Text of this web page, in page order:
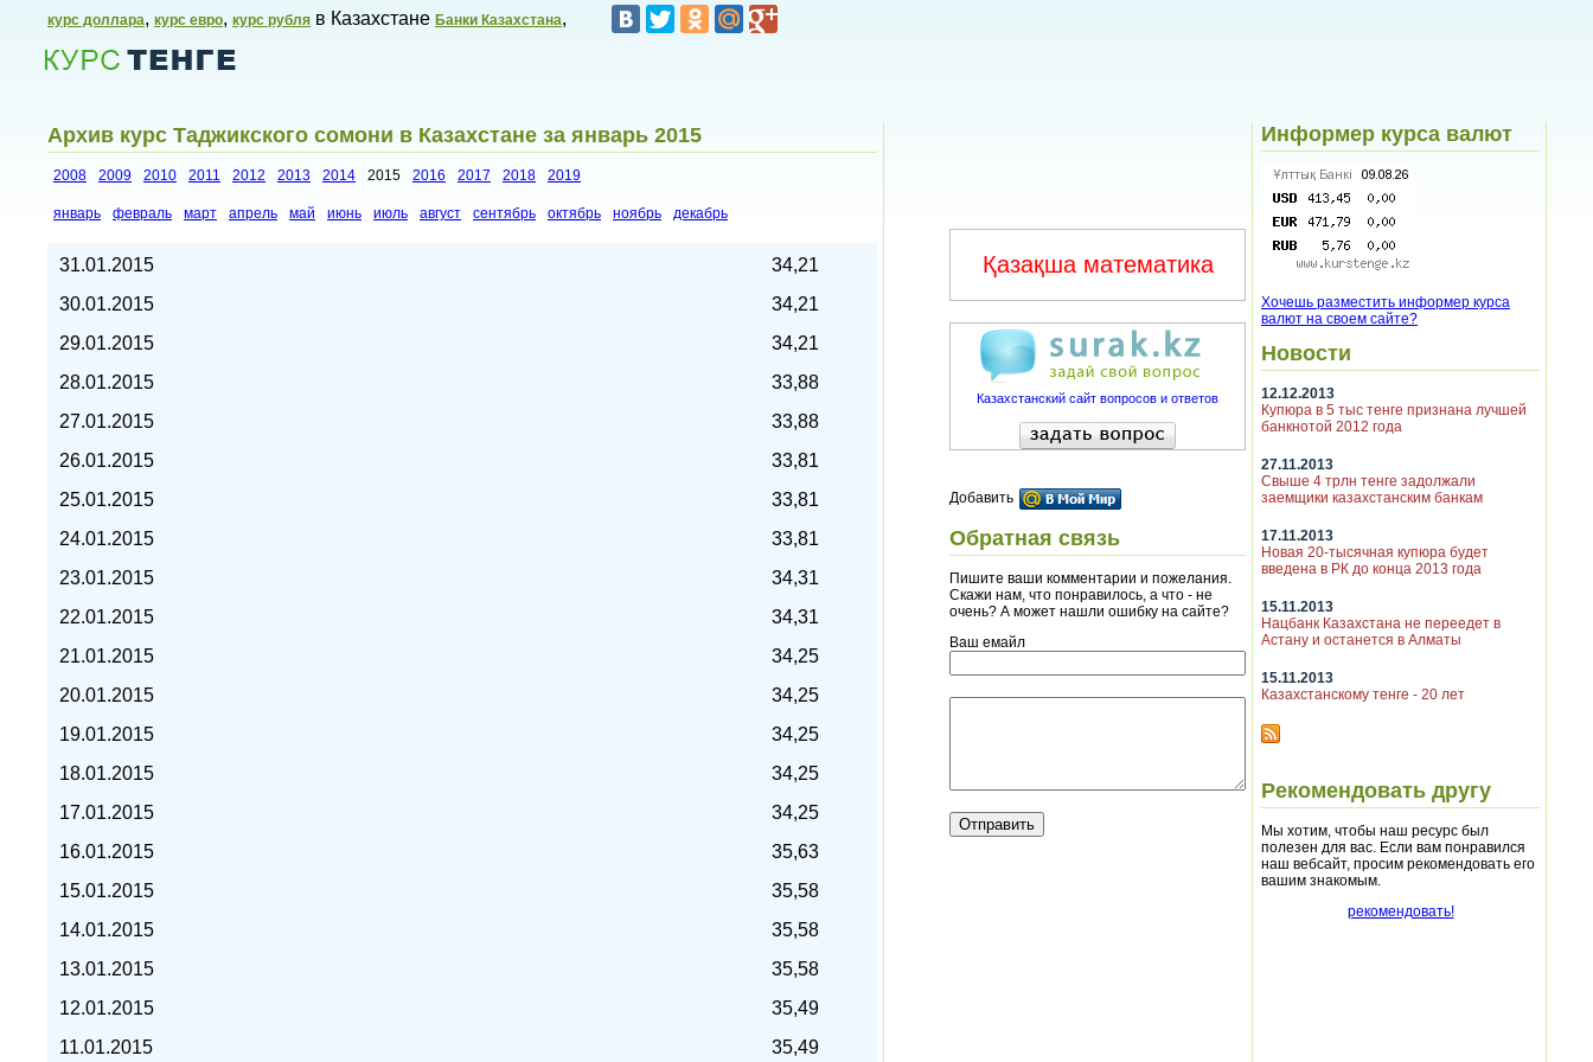
курс доллара, курс евро, курс рубля в Казахстане Банки Казахстана,
Курсы валют в Казахстане,
Архив курс Таджикского сомони в Казахстане за январь 2015
2008 2009 2010 2011 2012 2013 2014 2015 2016 2017 2018 2019
январь февраль март апрель май июнь июль август сентябрь октябрь ноябрь декабрь
31.01.2015
34,21
30.01.2015
34,21
29.01.2015
34,21
28.01.2015
33,88
27.01.2015
33,88
26.01.2015
33,81
25.01.2015
33,81
24.01.2015
33,81
23.01.2015
34,31
22.01.2015
34,31
21.01.2015
34,25
20.01.2015
34,25
19.01.2015
34,25
18.01.2015
34,25
17.01.2015
34,25
16.01.2015
35,63
15.01.2015
35,58
14.01.2015
35,58
13.01.2015
35,58
12.01.2015
35,49
11.01.2015
35,49
Қазақша математика
Казахстанский сайт вопросов и ответов
Добавить
Обратная связь
Пишите ваши комментарии и пожелания.
Скажи нам, что понравилось, а что - не
очень? А может нашли ошибку на сайте?
Ваш емайл
Информер курса валют
Хочешь разместить информер курса
валют на своем сайте?
Новости
12.12.2013
Купюра в 5 тыс тенге признана лучшей
банкнотой 2012 года
27.11.2013
Свыше 4 трлн тенге задолжали
заемщики казахстанским банкам
17.11.2013
Новая 20-тысячная купюра будет
введена в РК до конца 2013 года
15.11.2013
Нацбанк Казахстана не переедет в
Астану и останется в Алматы
15.11.2013
Казахстанскому тенге - 20 лет
Рекомендовать другу
Мы хотим, чтобы наш ресурс был
полезен для вас. Если вам понравился
наш вебсайт, просим рекомендовать его
вашим знакомым.
рекомендовать!